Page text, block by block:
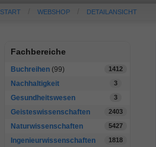
START WEBSHOP DETAILANSICHT
Fachbereiche
Buchreihen (99) 1412
Nachhaltigkeit 3
Gesundheitswesen 3
Geisteswissenschaften 2403
Naturwissenschaften 5427
Ingenieurwissenschaften 1818